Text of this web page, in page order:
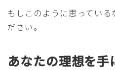
もしこのように思っている
ださい。
あなたの理想を手